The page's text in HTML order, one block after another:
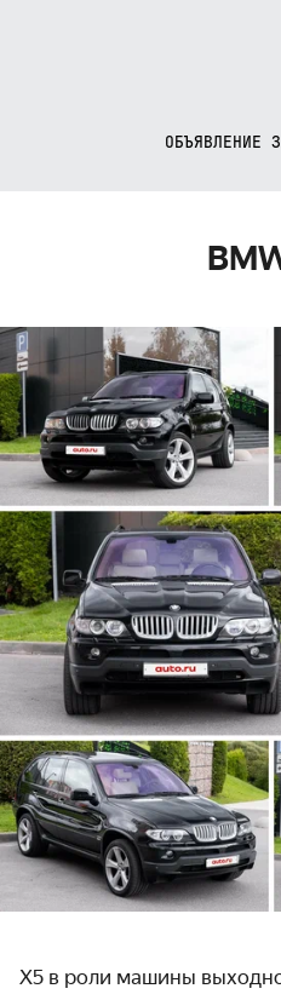
ОБЪЯВЛЕНИЕ
X5 в роли машины